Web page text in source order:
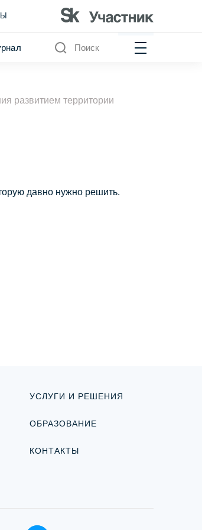
Поиск
развитием территории
давно нужно решить.
УСЛУГИ И РЕШЕНИЯ
ОБРАЗОВАНИЕ
КОНТАКТЫ